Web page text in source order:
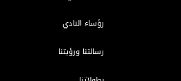
رؤساء النادي
رسالتنا ورؤيتنا